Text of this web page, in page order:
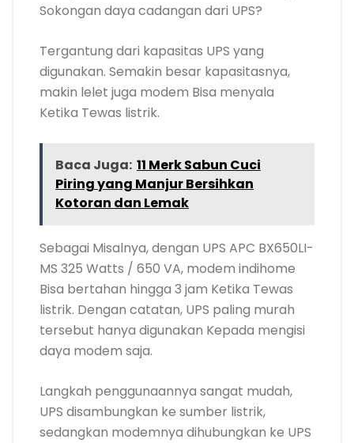
Sokongan daya cadangan dari UPS?
Tergantung dari kapasitas UPS yang
digunakan. Semakin besar kapasitasnya,
makin lelet juga modem Bisa menyala
Ketika Tewas listrik.
Baca Juga: 11 Merk Sabun Cuci
Piring yang Manjur Bersihkan
Kotoran dan Lemak
Sebagai Misalnya, dengan UPS APC BX650LI-
MS 325 Watts / 650 VA, modem indihome
Bisa bertahan hingga 3 jam Ketika Tewas
listrik. Dengan catatan, UPS paling murah
tersebut hanya digunakan Kepada mengisi
daya modem saja.
Langkah penggunaannya sangat mudah,
UPS disambungkan ke sumber listrik,
sedangkan modemnya dihubungkan ke UPS